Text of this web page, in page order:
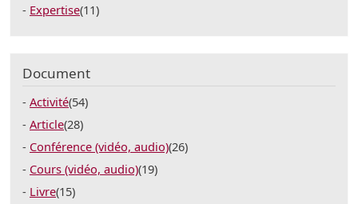
Expertise(11)
Document
Activité(54)
Article(28)
Conférence (vidéo, audio)(26)
Cours (vidéo, audio)(19)
Livre(15)